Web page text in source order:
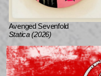
Avenged Sevenfold
Statica (2026)